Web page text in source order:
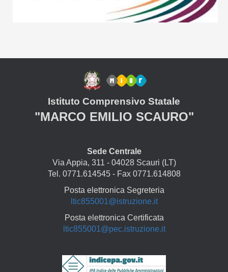
Istituto Comprensivo Statale
"MARCO EMILIO SCAURO"
Sede Centrale
Via Appia, 311 - 04028 Scauri (LT)
Tel. 0771.614545 - Fax 0771.614808
Posta elettronica Segreteria
ltic855001@istruzione.it
Posta elettronica Certificata
ltic855001@pec.istruzione.it